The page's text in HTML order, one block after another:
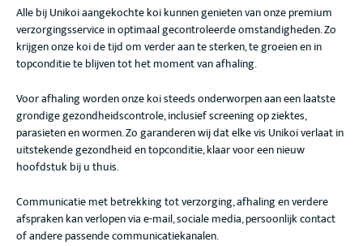
Alle bij Unikoi aangekochte koi kunnen genieten van onze premium
verzorgingsservice in optimaal gecontroleerde omstandigheden. Zo
krijgen onze koi de tijd om verder aan te sterken, te groeien en in
topconditie te blijven tot het moment van afhaling.
Voor afhaling worden onze koi steeds onderworpen aan een laatste
grondige gezondheidscontrole, inclusief screening op ziektes,
parasieten en wormen. Zo garanderen wij dat elke vis Unikoi verlaat in
uitstekende gezondheid en topconditie, klaar voor een nieuw
hoofdstuk bij u thuis.
Communicatie met betrekking tot verzorging, afhaling en verdere
afspraken kan verlopen via e-mail, sociale media, persoonlijk contact
of andere passende communicatiekanalen.